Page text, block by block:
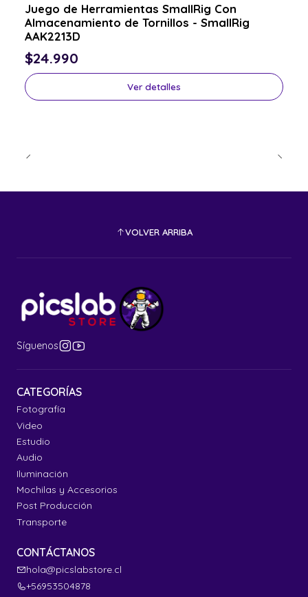
Juego de Herramientas SmallRig Con
Almacenamiento de Tornillos - SmallRig
AAK2213D
$24.990
Ver detalles
VOLVER ARRIBA
Síguenos
CATEGORÍAS
Fotografía
Video
Estudio
Audio
Iluminación
Mochilas y Accesorios
Post Producción
Transporte
CONTÁCTANOS
hola@picslabstore.cl
+56953504878